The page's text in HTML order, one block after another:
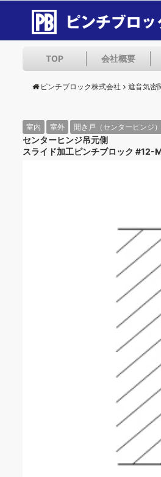
TOP 会社概要
ピンチブロック株式会社 遮音気密
室内 室外 開き戸（センターヒンジ）
センターヒンジ吊元側
スライド加工ピンチブロック #12-